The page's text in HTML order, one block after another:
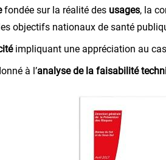
fondée sur la réalité des usages, la
objectifs nationaux de santé
impliquant une appréciation au
à l’analyse de la faisabilité